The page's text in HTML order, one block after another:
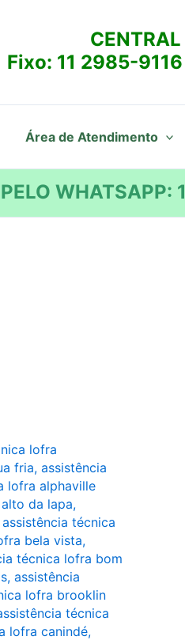
Fixo: 11 2985-9116
Área de Atendimento
lofra
fria, assistência
lofra alphaville
da lapa,
assistência técnica
bela vista,
técnica lofra bom
, assistência
lofra brooklin
técnica
lofra canindé,